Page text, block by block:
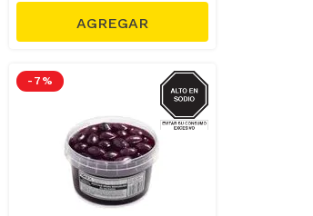
- 7 % SODIO